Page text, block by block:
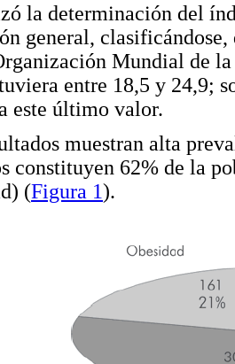
la determinación del
general,
Mundial de
entre 18,5 y 24,9;
este último valor.
muestran alta
constituyen 62% de la
(Figura 1).